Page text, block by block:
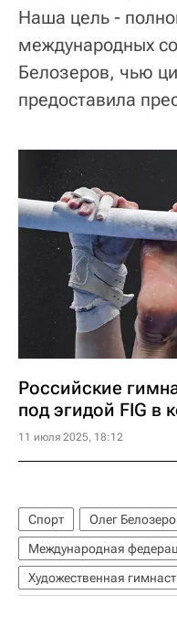
Наша цель -
международных
Белозеров, чью
предоставила
Российские
под эгидой FIG в
11 июля 2025, 18:12
Спорт
Олег
Международная
Художественная